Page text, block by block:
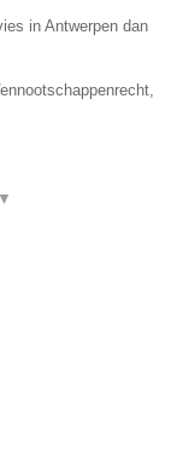
in Antwerpen dan
▼